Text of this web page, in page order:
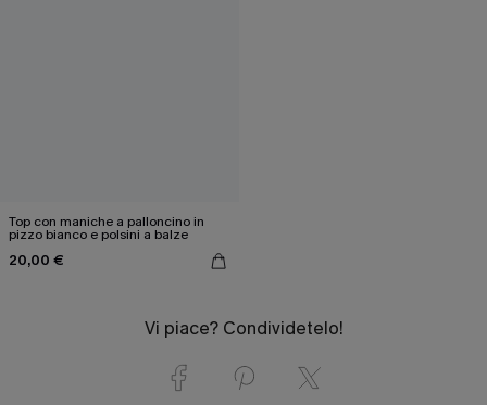
Top con maniche a palloncino in
pizzo bianco e polsini a balze
20,00 €
Vi piace? Condividetelo!